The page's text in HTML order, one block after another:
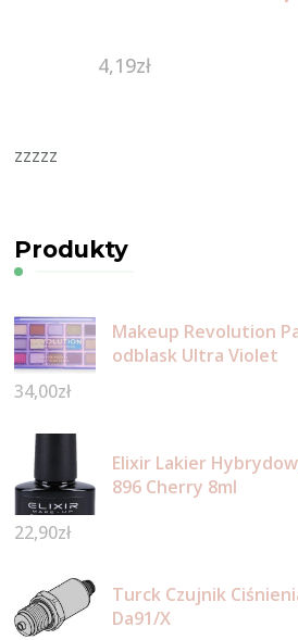
4,19zł
zzzzz
Produkty
Makeup Revolution
odblask Ultra Violet
34,00zł
Elixir Lakier
896 Cherry 8ml
22,90zł
Turck Czujnik
Da91/X